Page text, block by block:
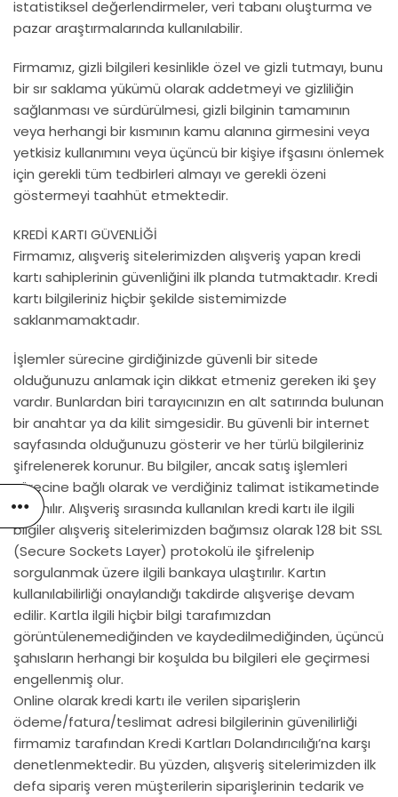
istatistiksel değerlendirmeler, veri tabanı oluşturma ve
pazar araştırmalarında kullanılabilir.
Firmamız, gizli bilgileri kesinlikle özel ve gizli tutmayı, bunu
bir sır saklama yükümü olarak addetmeyi ve gizliliğin
sağlanması ve sürdürülmesi, gizli bilginin tamamının
veya herhangi bir kısmının kamu alanına girmesini veya
yetkisiz kullanımını veya üçüncü bir kişiye ifşasını önlemek
için gerekli tüm tedbirleri almayı ve gerekli özeni
göstermeyi taahhüt etmektedir.
KREDİ KARTI GÜVENLİĞİ
Firmamız, alışveriş sitelerimizden alışveriş yapan kredi
kartı sahiplerinin güvenliğini ilk planda tutmaktadır. Kredi
kartı bilgileriniz hiçbir şekilde sistemimizde
saklanmamaktadır.
İşlemler sürecine girdiğinizde güvenli bir sitede
olduğunuzu anlamak için dikkat etmeniz gereken iki şey
vardır. Bunlardan biri tarayıcınızın en alt satırında bulunan
bir anahtar ya da kilit simgesidir. Bu güvenli bir internet
sayfasında olduğunuzu gösterir ve her türlü bilgileriniz
şifrelenerek korunur. Bu bilgiler, ancak satış işlemleri
sürecine bağlı olarak ve verdiğiniz talimat istikametinde
kullanılır. Alışveriş sırasında kullanılan kredi kartı ile ilgili
bilgiler alışveriş sitelerimizden bağımsız olarak 128 bit SSL
(Secure Sockets Layer) protokolü ile şifrelenip
sorgulanmak üzere ilgili bankaya ulaştırılır. Kartın
kullanılabilirliği onaylandığı takdirde alışverişe devam
edilir. Kartla ilgili hiçbir bilgi tarafımızdan
görüntülenemediğinden ve kaydedilmediğinden, üçüncü
şahısların herhangi bir koşulda bu bilgileri ele geçirmesi
engellenmiş olur.
Online olarak kredi kartı ile verilen siparişlerin
ödeme/fatura/teslimat adresi bilgilerinin güvenilirliği
firmamiz tarafından Kredi Kartları Dolandırıcılığı’na karşı
denetlenmektedir. Bu yüzden, alışveriş sitelerimizden ilk
defa sipariş veren müşterilerin siparişlerinin tedarik ve